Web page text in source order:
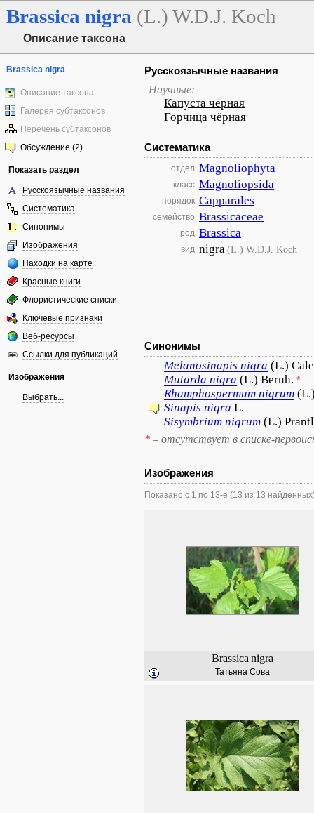
Brassica nigra (L.) W.D.J. Koch
Описание таксона
Brassica nigra
Описание таксона
Галерея субтаксонов
Перечень субтаксонов
Обсуждение (2)
Показать раздел
Русскоязычные названия
Систематика
Синонимы
Изображения
Находки на карте
Красные книги
Флористические списки
Ключевые признаки
Веб-ресурсы
Ссылки для публикаций
Изображения
Выбрать...
Русскоязычные названия
Научные:
Капуста чёрная
Горчица чёрная
Систематика
отдел Magnoliophyta
класс Magnoliopsida
порядок Capparales
семейство Brassicaceae
род Brassica
вид nigra(L.) W.D.J. Koch
Синонимы
Melanosinapis nigra (L.)
Mutarda nigra (L.) Bernh. *
Rhamphospermum nigrum
Sinapis nigra L.
Sisymbrium nigrum (L.) Prantl
* – отсутствует в списке-
Изображения
Показано с 1 по 13-е (13 из 13
Brassica nigra
Татьяна Сова